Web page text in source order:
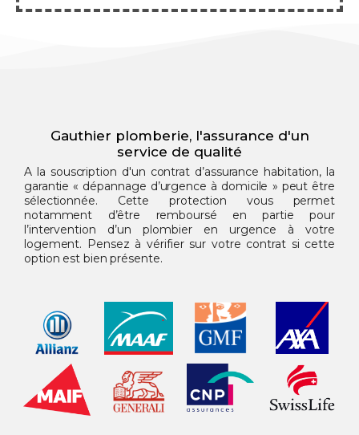
Gauthier plomberie, l'assurance d'un
service de qualité
A la souscription d'un contrat d’assurance habitation, la
garantie « dépannage d’urgence à domicile » peut être
sélectionnée. Cette protection vous permet
notamment d’être remboursé en partie pour
l’intervention d’un plombier en urgence à votre
logement. Pensez à vérifier sur votre contrat si cette
option est bien présente.